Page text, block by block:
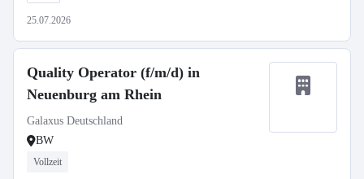
25.07.2026
Quality Operator (f/m/d) in
Neuenburg am Rhein
Galaxus Deutschland
BW
Vollzeit